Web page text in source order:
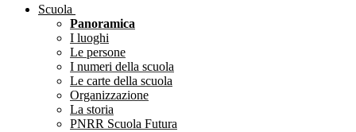
Scuola
Panoramica
I luoghi
Le persone
I numeri della scuola
Le carte della scuola
Organizzazione
La storia
PNRR Scuola Futura